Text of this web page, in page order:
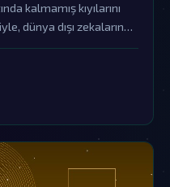
kalmamış kıyılarını
dünya dışı zekaların
karşımıza çıkıyor.